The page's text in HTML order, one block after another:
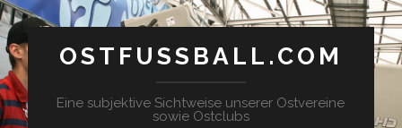
OSTFUSSBALL.COM
Eine subjektive Sichtweise unserer Ostvereine
sowie Ostclubs